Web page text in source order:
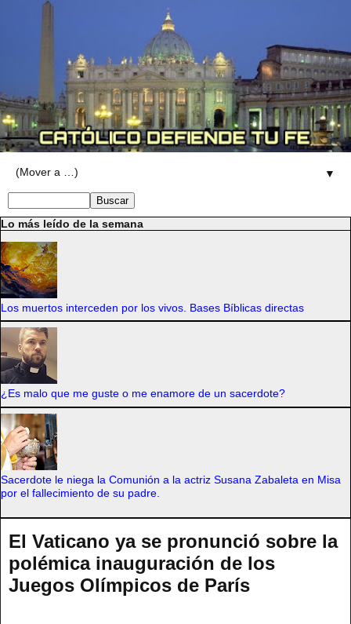
▼
Lo más leído de la semana
Los muertos interceden por los vivos. Bases Bíblicas directas
¿Es malo que me guste o me enamore de un sacerdote?
Sacerdote le niega la Comunión a la actriz Susana Zabaleta en Misa
por el fallecimiento de su padre.
El Vaticano ya se pronunció sobre la
polémica inauguración de los
Juegos Olímpicos de París